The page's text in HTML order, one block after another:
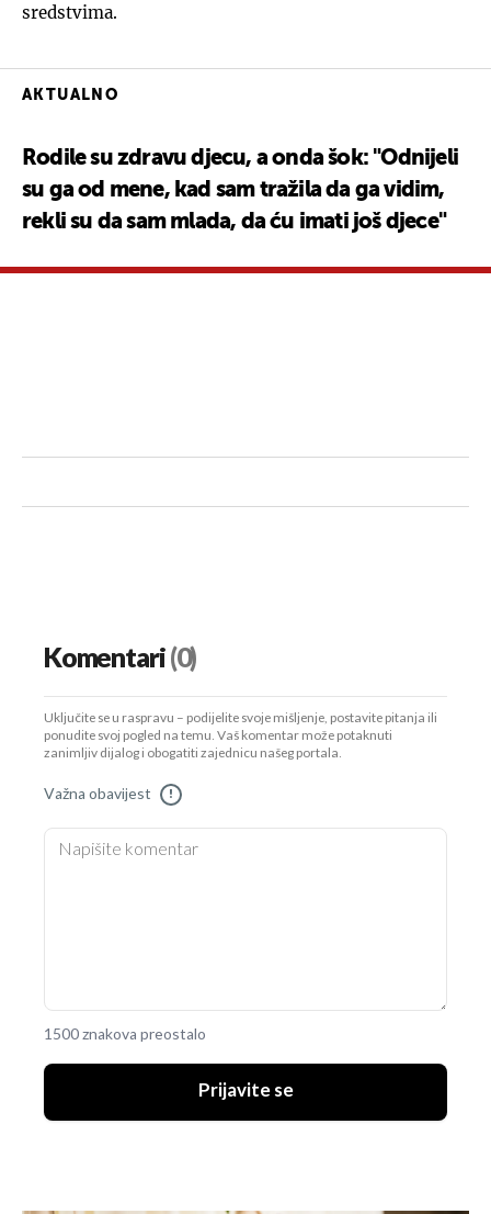
sredstvima.
AKTUALNO
Rodile su zdravu djecu, a onda šok: "Odnijeli
su ga od mene, kad sam tražila da ga vidim,
rekli su da sam mlada, da ću imati još djece"
Komentari(0)
Uključite se u raspravu – podijelite svoje mišljenje, postavite pitanja ili
ponudite svoj pogled na temu. Vaš komentar može potaknuti
zanimljiv dijalog i obogatiti zajednicu našeg portala.
Važna obavijest !
1500 znakova preostalo
Prijavite se